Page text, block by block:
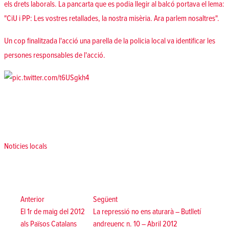
els drets laborals. La pancarta que es podia llegir al balcó portava el lema:
"CiU i PP: Les vostres retallades, la nostra misèria. Ara parlem nosaltres".
Un cop finalitzada l'acció una parella de la policia local va identificar les
persones responsables de l'acció.
Posted in
Noticies locals
d'entradesAnteriorAnterior:
El 1r de maig del 2012
als Països Catalans
SegüentSegüent:
La repressió no ens aturarà – Butlletí
andreuenc n. 10 – Abril 2012